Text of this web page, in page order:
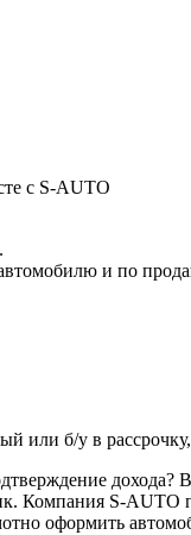
с S-AUTO
и по
или б/у в
Компания S-
оформить